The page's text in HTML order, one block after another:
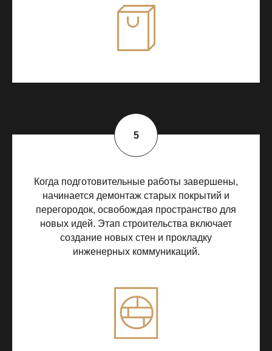
Когда подготовительные работы завершены,
начинается демонтаж старых покрытий и
перегородок, освобождая пространство для
новых идей. Этап строительства включает
создание новых стен и прокладку
инженерных коммуникаций.